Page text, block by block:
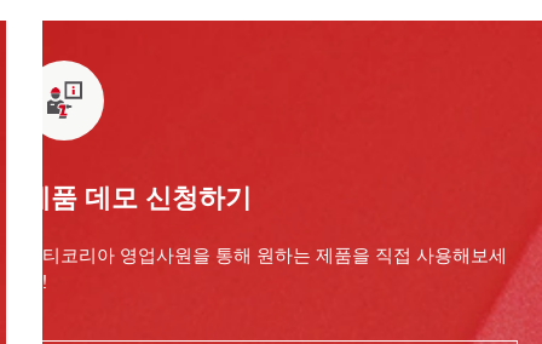
제품 데모 신청하기
힐티코리아 영업사원을 통해 원하는 제품을 직접 사용해보세
요!